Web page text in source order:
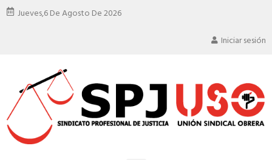
Jueves,6 De Agosto De 2026
Iniciar sesión